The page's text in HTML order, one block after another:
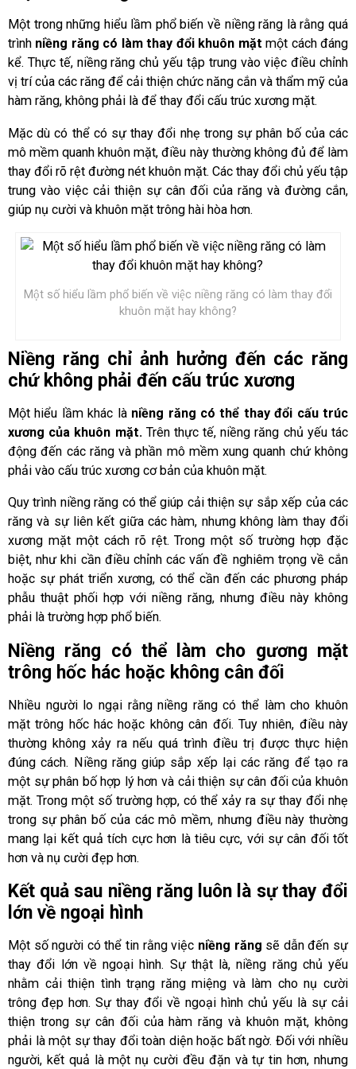
Một trong những hiểu lầm phổ biến về niềng răng là rằng quá
trình niềng răng có làm thay đổi khuôn mặt một cách đáng
kể. Thực tế, niềng răng chủ yếu tập trung vào việc điều chỉnh
vị trí của các răng để cải thiện chức năng cắn và thẩm mỹ của
hàm răng, không phải là để thay đổi cấu trúc xương mặt.
Mặc dù có thể có sự thay đổi nhẹ trong sự phân bố của các
mô mềm quanh khuôn mặt, điều này thường không đủ để làm
thay đổi rõ rệt đường nét khuôn mặt. Các thay đổi chủ yếu tập
trung vào việc cải thiện sự cân đối của răng và đường cắn,
giúp nụ cười và khuôn mặt trông hài hòa hơn.
Một số hiểu lầm phổ biến về việc niềng răng có làm thay đổi
khuôn mặt hay không?
Niềng răng chỉ ảnh hưởng đến các răng
chứ không phải đến cấu trúc xương
Một hiểu lầm khác là niềng răng có thể thay đổi cấu trúc
xương của khuôn mặt.Trên thực tế, niềng răng chủ yếu tác
động đến các răng và phần mô mềm xung quanh chứ không
phải vào cấu trúc xương cơ bản của khuôn mặt.
Quy trình niềng răng có thể giúp cải thiện sự sắp xếp của các
răng và sự liên kết giữa các hàm, nhưng không làm thay đổi
xương mặt một cách rõ rệt. Trong một số trường hợp đặc
biệt, như khi cần điều chỉnh các vấn đề nghiêm trọng về cắn
hoặc sự phát triển xương, có thể cần đến các phương pháp
phẫu thuật phối hợp với niềng răng, nhưng điều này không
phải là trường hợp phổ biến.
Niềng răng có thể làm cho gương mặt
trông hốc hác hoặc không cân đối
Nhiều người lo ngại rằng niềng răng có thể làm cho khuôn
mặt trông hốc hác hoặc không cân đối. Tuy nhiên, điều này
thường không xảy ra nếu quá trình điều trị được thực hiện
đúng cách. Niềng răng giúp sắp xếp lại các răng để tạo ra
một sự phân bố hợp lý hơn và cải thiện sự cân đối của khuôn
mặt. Trong một số trường hợp, có thể xảy ra sự thay đổi nhẹ
trong sự phân bố của các mô mềm, nhưng điều này thường
mang lại kết quả tích cực hơn là tiêu cực, với sự cân đối tốt
hơn và nụ cười đẹp hơn.
Kết quả sau niềng răng luôn là sự thay đổi
lớn về ngoại hình
Một số người có thể tin rằng việc niềng răng sẽ dẫn đến sự
thay đổi lớn về ngoại hình. Sự thật là, niềng răng chủ yếu
nhằm cải thiện tình trạng răng miệng và làm cho nụ cười
trông đẹp hơn. Sự thay đổi về ngoại hình chủ yếu là sự cải
thiện trong sự cân đối của hàm răng và khuôn mặt, không
phải là một sự thay đổi toàn diện hoặc bất ngờ. Đối với nhiều
người, kết quả là một nụ cười đều đặn và tự tin hơn, nhưng